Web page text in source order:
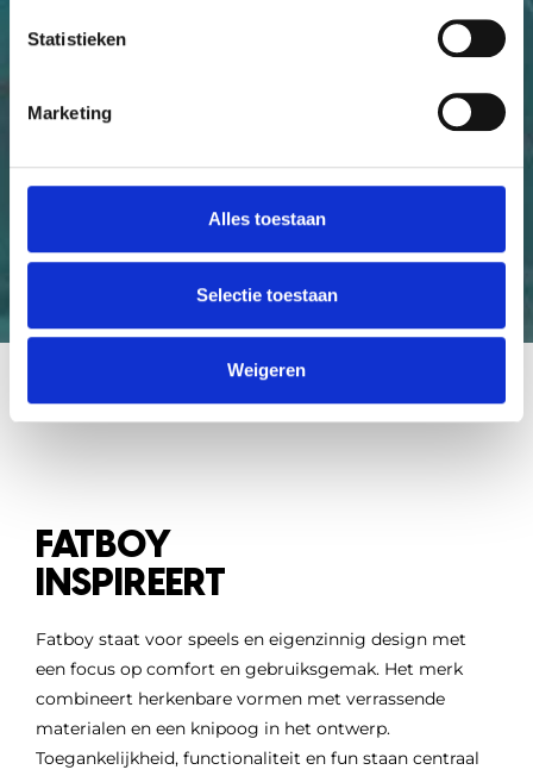
Statistieken
Marketing
Alles toestaan
Selectie toestaan
Weigeren
FATBOY
INSPIREERT
Fatboy staat voor speels en eigenzinnig design met
een focus op comfort en gebruiksgemak. Het merk
combineert herkenbare vormen met verrassende
materialen en een knipoog in het ontwerp.
Toegankelijkheid, functionaliteit en fun staan centraal